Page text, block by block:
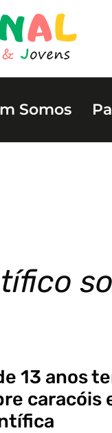
Somos
13 anos
caracóis